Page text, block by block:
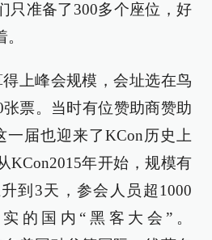
只准备了300多个座位，好
上峰会规模，会址选在鸟
票。当时有位赞助商赞助
一届也迎来了KCon历史上
KCon2015年开始，规模有
到3天，参会人员超1000
的国内“黑客大会”。